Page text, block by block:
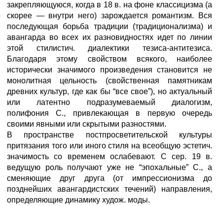
закрепляющуюся, когда в 18 в. на фоне классицизма (а
скорее — внутри него) зарождается романтизм. Вся
последующая борьба традиции (традиционализма) и
авангарда во всех их разновидностях идет по линии
этой стилистич. диалектики тезиса-антитезиса.
Благодаря этому свойством всякого, наиболее
исторически значимого произведения становится не
монолитная цельность (свойственная памятникам
древних культур, где как бы “все свое”), но актуальный
или латентно подразумеваемый диалогизм,
полифония С., привлекающая в первую очередь
своими явными или скрытыми разностями.
В пространстве постпросветительской культуры
притязания того или иного стиля на всеобщую эстетич.
значимость со временем ослабевают. С сер. 19 в.
ведущую роль получают уже не “эпохальные” С., а
сменяющие друг друга (от импрессионизма до
позднейших авангардистских течений) направления,
определяющие динамику худож. моды.